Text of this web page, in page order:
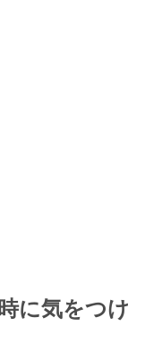
に気をつけ